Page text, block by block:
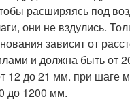
расширяясь под
они не вздулись.
зависит от
и должна быть от
12 до 21 мм. при шаге
до 1200 мм.